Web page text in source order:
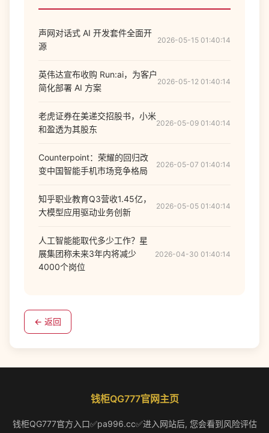
声网对话式 AI 开发套件全面开
源
2026-05-15 01:40:14
英伟达宣布收购 Run:ai，为客户
简化部署 AI 方案
2026-05-12 01:40:14
老虎证券在美递交招股书，小米
和盈透为其股东
2026-05-09 01:40:14
Counterpoint：荣耀的回归改
变中国智能手机市场竞争格局
2026-05-07 01:40:14
知乎职业教育Q3营收1.45亿，
大模型应用驱动业务创新
2026-05-05 01:40:14
人工智能能取代多少工作？星
展集团称未来3年内将减少
4000个岗位
2026-04-30 01:40:14
← 返回
钱柜QG777官网主页
钱柜QG777官方入口✅pa996.cc✅进入网站后, 您会看到风险评估